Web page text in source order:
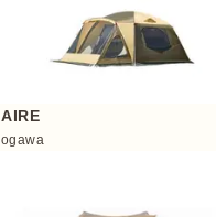
AIRE
ogawa